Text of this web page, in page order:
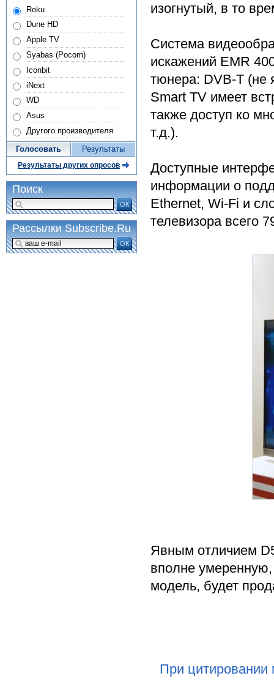
изогнутый, в то
Система
искажений EMR
тюнера: DVB-T (не
Smart TV имеет
также доступ ко
т.д.).
Доступные
информации о
Ethernet, Wi-Fi и
телевизора всего
Явным отличием
вполне
модель, будет
При цитировании
Roku
Dune HD
Apple TV
Syabas (Pocorn)
Iconbit
iNext
WD
Asus
Другого производителя
Голосовать Результаты
Результаты других опросов
Поиск
ОК
Рассылки Subscribe.Ru
ОК